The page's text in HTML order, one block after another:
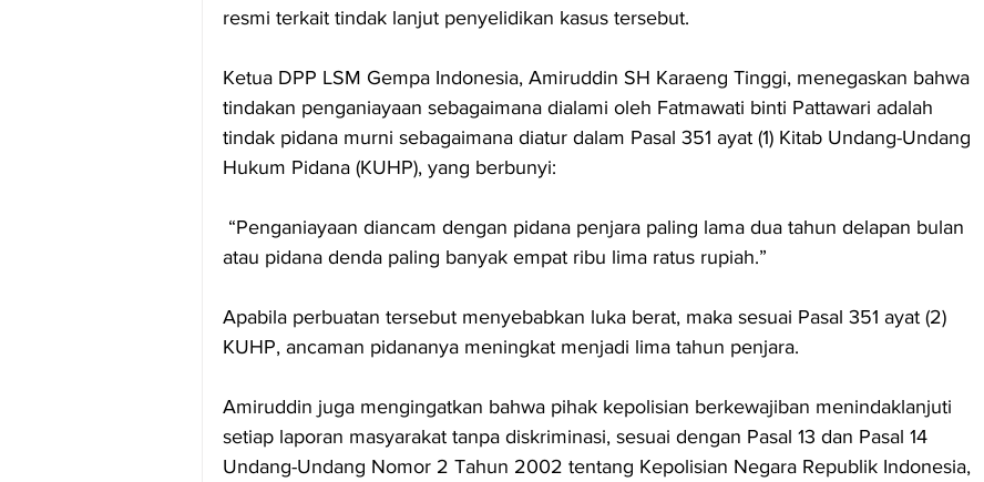
resmi terkait tindak lanjut penyelidikan kasus tersebut.
Ketua DPP LSM Gempa Indonesia, Amiruddin SH Karaeng Tinggi, menegaskan bahwa
tindakan penganiayaan sebagaimana dialami oleh Fatmawati binti Pattawari adalah
tindak pidana murni sebagaimana diatur dalam Pasal 351 ayat (1) Kitab Undang-Undang
Hukum Pidana (KUHP), yang berbunyi:
“Penganiayaan diancam dengan pidana penjara paling lama dua tahun delapan bulan
atau pidana denda paling banyak empat ribu lima ratus rupiah.”
Apabila perbuatan tersebut menyebabkan luka berat, maka sesuai Pasal 351 ayat (2)
KUHP, ancaman pidananya meningkat menjadi lima tahun penjara.
Amiruddin juga mengingatkan bahwa pihak kepolisian berkewajiban menindaklanjuti
setiap laporan masyarakat tanpa diskriminasi, sesuai dengan Pasal 13 dan Pasal 14
Undang-Undang Nomor 2 Tahun 2002 tentang Kepolisian Negara Republik Indonesia,